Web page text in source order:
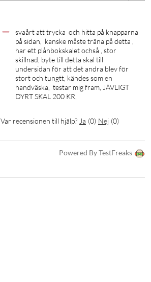
svaårt att trycka  och hitta på knapparna
på sidan,  kanske måste träna på detta ,
har ett plånbokskalet ochså , stor
skillnad, byte till detta skal till
undersidan för att det andra blev för
stort och tungtt, kändes som en
handväska,  testar mig fram, JÄVLIGT
DYRT SKAL 200 KR,
Var recensionen till hjälp? Ja (0) Nej (0)
Powered By TestFreaks